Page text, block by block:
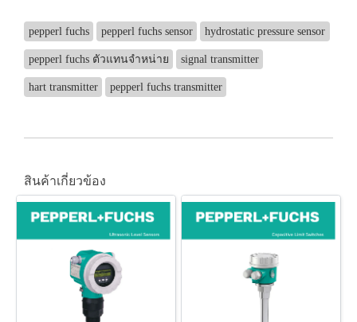
pepperl fuchs pepperl fuchs sensor hydrostatic pressure sensor
pepperl fuchs ตัวแทนจำหน่าย signal transmitter
hart transmitter pepperl fuchs transmitter
สินค้าเกี่ยวข้อง